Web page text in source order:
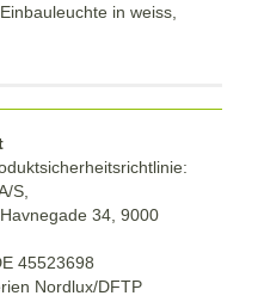
in weiss,
S,
34, 9000
45523698
Nordlux/DFTP